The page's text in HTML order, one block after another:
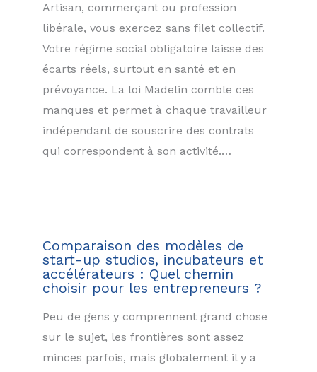
Artisan, commerçant ou profession
libérale, vous exercez sans filet collectif.
Votre régime social obligatoire laisse des
écarts réels, surtout en santé et en
prévoyance. La loi Madelin comble ces
manques et permet à chaque travailleur
indépendant de souscrire des contrats
qui correspondent à son activité.…
Comparaison des modèles de
start-up studios, incubateurs et
accélérateurs : Quel chemin
choisir pour les entrepreneurs ?
Peu de gens y comprennent grand chose
sur le sujet, les frontières sont assez
minces parfois, mais globalement il y a